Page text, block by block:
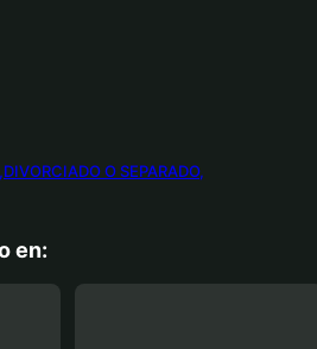
DIVORCIADO O SEPARADO
en: